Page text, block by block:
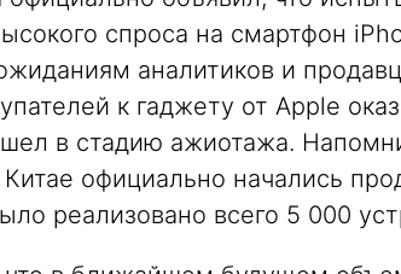
спроса на смартфон
аналитиков и
к гаджету от Apple
в стадию ажиотажа.
официально начались
реализовано всего 5 000